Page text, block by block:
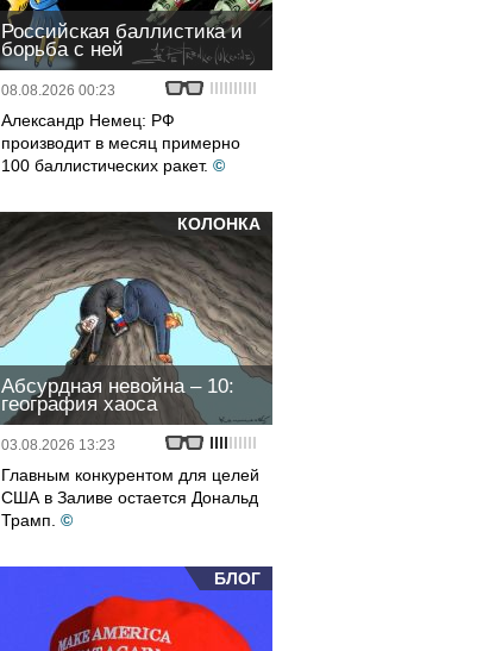
Российская баллистика и
борьба с ней
08.08.2026 00:23
Александр Немец: РФ
производит в месяц примерно
100 баллистических ракет. ©
КОЛОНКА
Абсурдная невойна – 10:
география хаоса
03.08.2026 13:23
Главным конкурентом для целей
США в Заливе остается Дональд
Трамп. ©
БЛОГ